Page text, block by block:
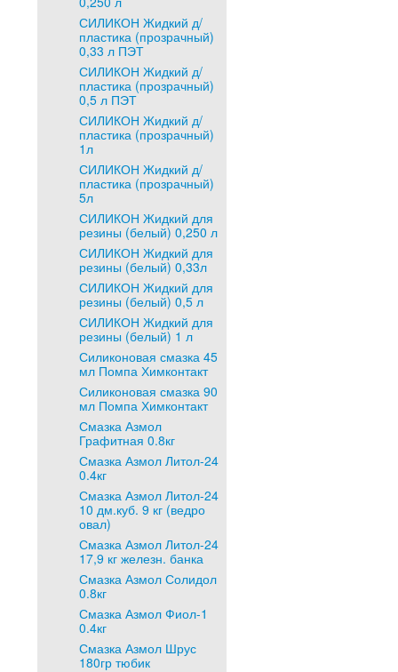
СИЛИКОН Жидкий д/
пластика (прозрачный)
0,33 л ПЭТ
СИЛИКОН Жидкий д/
пластика (прозрачный)
0,5 л ПЭТ
СИЛИКОН Жидкий д/
пластика (прозрачный)
1л
СИЛИКОН Жидкий д/
пластика (прозрачный)
5л
СИЛИКОН Жидкий для
резины (белый) 0,250 л
СИЛИКОН Жидкий для
резины (белый) 0,33л
СИЛИКОН Жидкий для
резины (белый) 0,5 л
СИЛИКОН Жидкий для
резины (белый) 1 л
Силиконовая смазка 45
мл Помпа Химконтакт
Силиконовая смазка 90
мл Помпа Химконтакт
Смазка Азмол
Графитная 0.8кг
Смазка Азмол Литол-24
0.4кг
Смазка Азмол Литол-24
10 дм.куб. 9 кг (ведро
овал)
Смазка Азмол Литол-24
17,9 кг железн. банка
Смазка Азмол Солидол
0.8кг
Смазка Азмол Фиол-1
0.4кг
Смазка Азмол Шрус
180гр тюбик